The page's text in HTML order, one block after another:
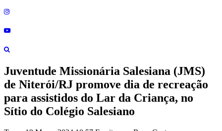
Juventude Missionária Salesiana (JMS)
de Niterói/RJ promove dia de recreação
para assistidos do Lar da Criança, no
Sítio do Colégio Salesiano